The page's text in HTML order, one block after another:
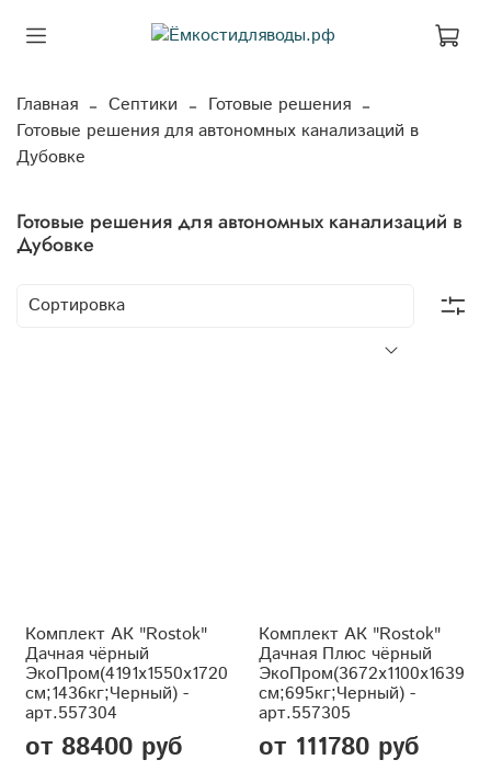
Главная Септики
Готовые решения
Готовые решения для автономных канализаций в
Дубовке
Готовые решения для автономных канализаций в
Дубовке
Комплект АК "Rostok"
Дачная чёрный
ЭкоПром(4191x1550x1720
см;1436кг;Черный) -
арт.557304
от 88400 руб
Комплект АК "Rostok"
Дачная Плюс чёрный
ЭкоПром(3672x1100x1639
см;695кг;Черный) -
арт.557305
от 111780 руб